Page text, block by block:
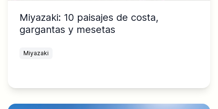
Miyazaki: 10 paisajes de costa,
gargantas y mesetas
Miyazaki